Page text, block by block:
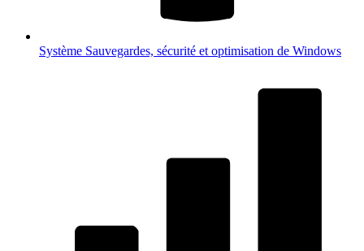
Système Sauvegardes, sécurité et optimisation de Windows